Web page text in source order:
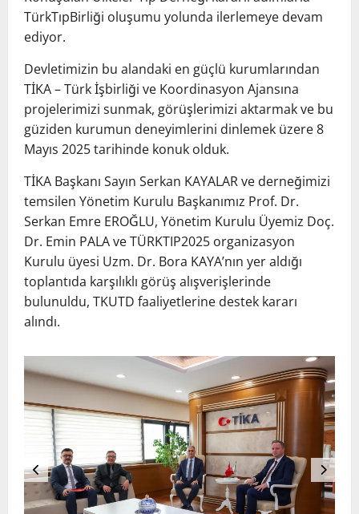
TürkTıpBirliği oluşumu yolunda ilerlemeye devam
ediyor.
Devletimizin bu alandaki en güçlü kurumlarından
TİKA – Türk İşbirliği ve Koordinasyon Ajansına
projelerimizi sunmak, görüşlerimizi aktarmak ve bu
güziden kurumun deneyimlerini dinlemek üzere 8
Mayıs 2025 tarihinde konuk olduk.
TİKA Başkanı Sayın Serkan KAYALAR ve derneğimizi
temsilen Yönetim Kurulu Başkanımız Prof. Dr.
Serkan Emre EROĞLU, Yönetim Kurulu Üyemiz Doç.
Dr. Emin PALA ve TÜRKTIP2025 organizasyon
Kurulu üyesi Uzm. Dr. Bora KAYA’nın yer aldığı
toplantıda karşılıklı görüş alışverişlerinde
bulunuldu, TKUTD faaliyetlerine destek kararı
alındı.